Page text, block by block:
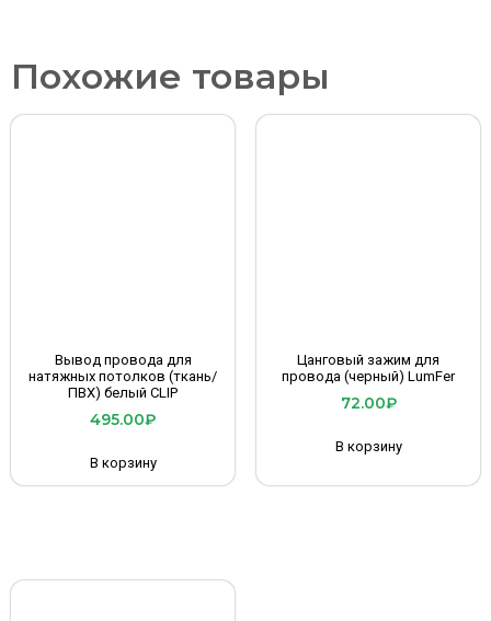
Похожие товары
Вывод провода для
натяжных потолков (ткань/
ПВХ) белый CLIP
495.00₽
В корзину
Цанговый зажим для
провода (черный) LumFer
72.00₽
В корзину